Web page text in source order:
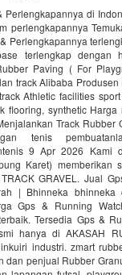
Perlengkapannya di
perlengkapannya
Perlengkapannya
terlengkap dengan
Paving ( For
track Alibaba
Athletic facilities
flooring, synthetic
Track Rubber
tenis
9 Apr 2026 Kami
Karet) memberikan
TRACK GRAVEL. Jual
| Bhinneka bhinneka
Gps & Running
Tersedia Gps &
hanya di AKASAH
industri. zmart
dan penjual Rubber